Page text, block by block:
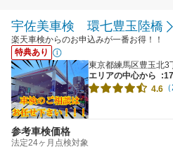
宇佐美車検 環七豊玉陸橋
楽天車検からのお申込みが一番お得！！
特典あり
東京都練馬区豊玉北3
エリアの中心から
4.6
参考車検価格
法定24ヶ月点検対象